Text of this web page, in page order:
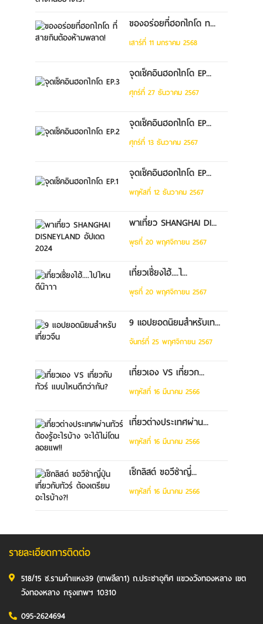
ของอร่อยที่ฮอกไกโด ท...
เสาร์ที่ 11 มกราคม 2568
จุดเช็คอินฮอกไกโด EP...
ศุกร์ที่ 27 ธันวาคม 2567
จุดเช็คอินฮอกไกโด EP...
ศุกร์ที่ 13 ธันวาคม 2567
จุดเช็คอินฮอกไกโด EP...
พฤหัสที่ 12 ธันวาคม 2567
พาเที่ยว SHANGHAI DI...
พุธที่ 20 พฤศจิกายน 2567
เที่ยวเซี่ยงไฮ้....ไ...
พุธที่ 20 พฤศจิกายน 2567
9 แอปยอดนิยมสำหรับเท...
จันทร์ที่ 25 พฤศจิกายน 2567
เที่ยวเอง VS เที่ยวก...
พฤหัสที่ 16 มีนาคม 2566
เที่ยวต่างประเทศผ่าน...
พฤหัสที่ 16 มีนาคม 2566
เช็กลิสต์ ขอวีซ่าญี่...
พฤหัสที่ 16 มีนาคม 2566
รายละเอียดการติดต่อ
518/15 ซ.รามคำแหง39 (เทพลีลา1) ถ.ประชาอุทิศ แขวงวังทองหลาง เขต
วังทองหลาง กรุงเทพฯ 10310
095-2624694